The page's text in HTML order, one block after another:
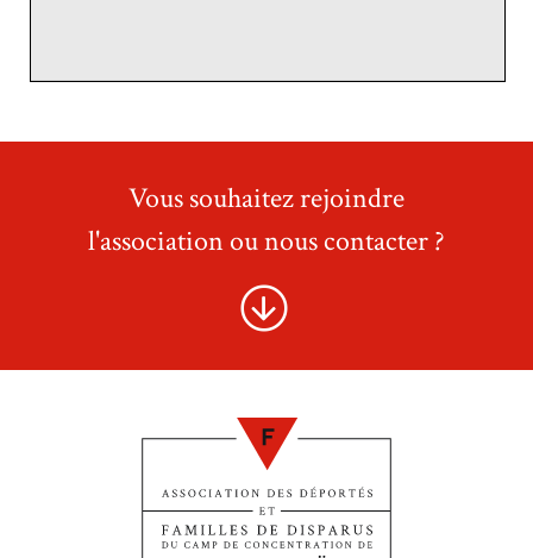
Vous souhaitez rejoindre
l'association ou nous contacter ?